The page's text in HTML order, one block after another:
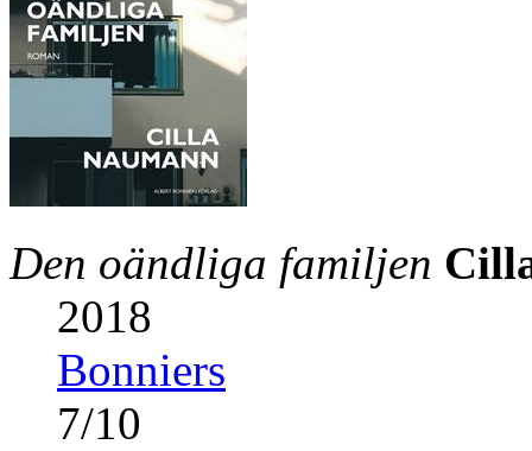
Den oändliga familjen
2018
Bonniers
7/10